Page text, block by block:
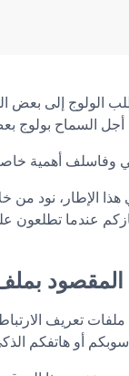
الولوج إلى بعض
السماح بولوج
وفاسلف أهمية
الإطار، نود من
عندما تطلعون
المقصود
ملفات تعريف
أو هاتفكم